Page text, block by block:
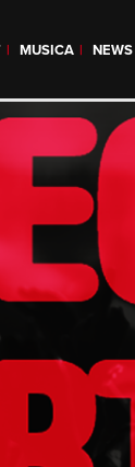
MUSICA NEWS